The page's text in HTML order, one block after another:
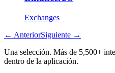
Exchanges
← AnteriorSiguiente →
Una selección. Más de 5,500+
dentro de la aplicación.